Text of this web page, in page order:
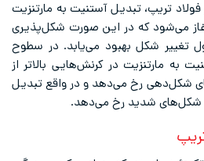
تریپ، تبدیل آستنیت به مارتنزیت
می‌شود که در این صورت شکل‌پذیری
تغییر شکل بهبود می‌یابد. در سطوح
به مارتنزیت در کرنش‌هایی بالاتر از
شکل‌دهی رخ می‌دهد و در واقع تبدیل
شکل‌های شدید رخ می‌دهد.